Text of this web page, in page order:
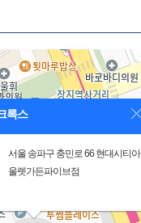
록스
서울 송파구 충민로 66 현대시티아
울렛가든파이브점